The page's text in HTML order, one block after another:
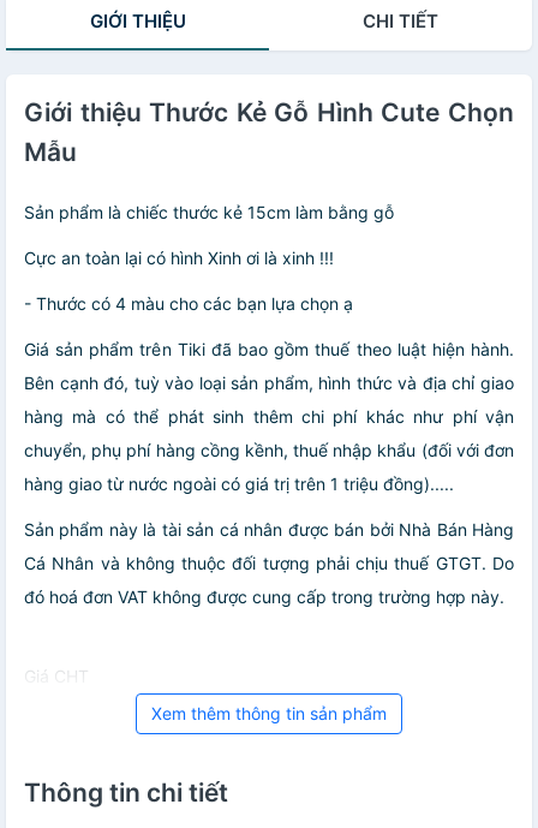
GIỚI THIỆU CHI TIẾT
Giới thiệu Thước Kẻ Gỗ Hình Cute Chọn
Mẫu
Sản phẩm là chiếc thước kẻ 15cm làm bằng gỗ
Cực an toàn lại có hình Xinh ơi là xinh !!!
- Thước có 4 màu cho các bạn lựa chọn ạ
Giá sản phẩm trên Tiki đã bao gồm thuế theo luật hiện hành.
Bên cạnh đó, tuỳ vào loại sản phẩm, hình thức và địa chỉ giao
hàng mà có thể phát sinh thêm chi phí khác như phí vận
chuyển, phụ phí hàng cồng kềnh, thuế nhập khẩu (đối với đơn
hàng giao từ nước ngoài có giá trị trên 1 triệu đồng).....
Sản phẩm này là tài sản cá nhân được bán bởi Nhà Bán Hàng
Cá Nhân và không thuộc đối tượng phải chịu thuế GTGT. Do
đó hoá đơn VAT không được cung cấp trong trường hợp này.
Giá CHT
Xem thêm thông tin sản phẩm
Thông tin chi tiết